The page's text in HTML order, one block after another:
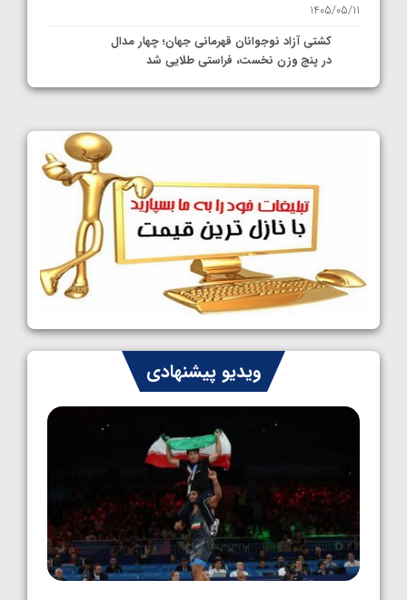
1405/05/11
کشتی آزاد نوجوانان قهرمانی جهان؛ چهار مدال
در پنج وزن نخست، فراستی طلایی شد
1405/05/11
کشتی آزاد نوجوانان جهان؛ رقبای نمایندگان
ایران مشخص شدند
1405/05/08
کشتی فرنگی نوجوانان جهان؛ سکوی تیمی
سوم برای ایران
1405/05/07
ایران چشم به راه چهار مدال در پنج وزن دوم
کشتی فرنگی نوجوانان جهان
1405/05/06
ویدیو پیشنهادی